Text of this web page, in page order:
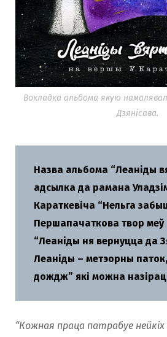
Вокладка альбома якую
Дзянісава.
Назва альбома “Леаніды
адсылка да рамана
Караткевіча “Нельга
Першапачаткова твор меў
“Леаніды ня вернуцца да
Леаніды – метэорны
дождж” які можна
“Кожная праца патрабуе нейкіх